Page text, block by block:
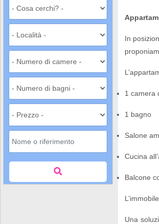
In
1 camera
1 bagno
Salone
Cucina
Balcone
Una